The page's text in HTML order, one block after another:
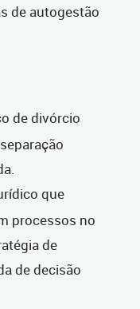
de autogestão
de divórcio
que
processos no
de
de decisão